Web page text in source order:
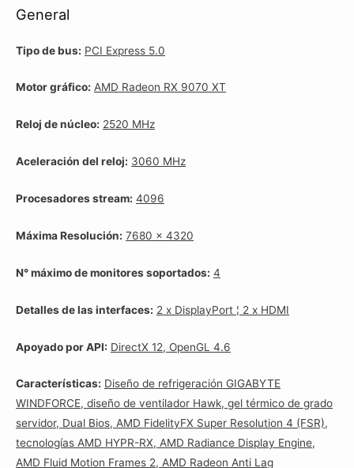
General
Tipo de bus: PCI Express 5.0
Motor gráfico: AMD Radeon RX 9070 XT
Reloj de núcleo: 2520 MHz
Aceleración del reloj: 3060 MHz
Procesadores stream: 4096
Máxima Resolución: 7680 x 4320
N° máximo de monitores soportados: 4
Detalles de las interfaces: 2 x DisplayPort ¦ 2 x HDMI
Apoyado por API: DirectX 12, OpenGL 4.6
Características: Diseño de refrigeración GIGABYTE
WINDFORCE, diseño de ventilador Hawk, gel térmico de grado
servidor, Dual Bios, AMD FidelityFX Super Resolution 4 (FSR),
tecnologías AMD HYPR-RX, AMD Radiance Display Engine,
AMD Fluid Motion Frames 2, AMD Radeon Anti Lag